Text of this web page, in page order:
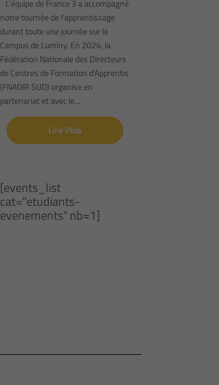
L'équipe de France 3 a accompagné
notre tournée de l'apprentissage
durant toute une journée sur le
Campus de Luminy. En 2024, la
Fédération Nationale des Directeurs
de Centres de Formation d'Apprentis
(FNADIR SUD) organise en
partenariat et avec le...
Lire Plus
[events_list
cat="etudiants-
evenements" nb=1]